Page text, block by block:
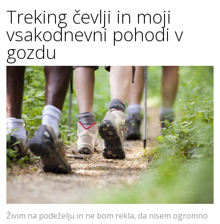
Treking čevlji in moji
vsakodnevni pohodi v
gozdu
Živim na podeželju in ne bom rekla, da nisem ogromno